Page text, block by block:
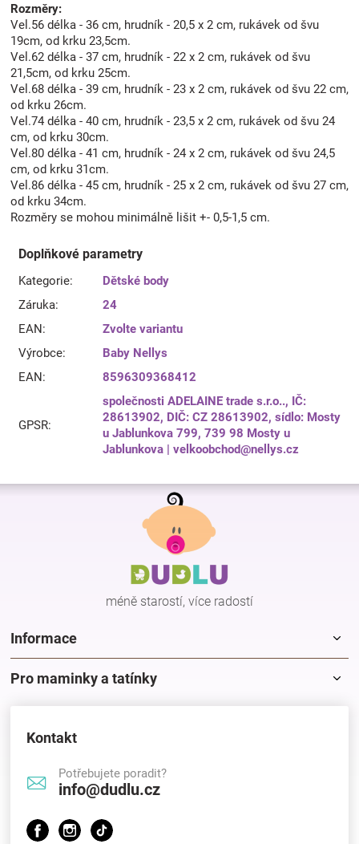
Rozměry:
Vel.56 délka - 36 cm, hrudník - 20,5 x 2 cm, rukávek od švu
19cm, od krku 23,5cm.
Vel.62 délka - 37 cm, hrudník - 22 x 2 cm, rukávek od švu
21,5cm, od krku 25cm.
Vel.68 délka - 39 cm, hrudník - 23 x 2 cm, rukávek od švu 22 cm,
od krku 26cm.
Vel.74 délka - 40 cm, hrudník - 23,5 x 2 cm, rukávek od švu 24
cm, od krku 30cm.
Vel.80 délka - 41 cm, hrudník - 24 x 2 cm, rukávek od švu 24,5
cm, od krku 31cm.
Vel.86 délka - 45 cm, hrudník - 25 x 2 cm, rukávek od švu 27 cm,
od krku 34cm.
Rozměry se mohou minimálně lišit +- 0,5-1,5 cm.
Doplňkové parametry
Kategorie:
Dětské body
Záruka:
24
EAN:
Zvolte variantu
Výrobce:
Baby Nellys
EAN: 8596309368412
GPSR:
společnosti ADELAINE trade s.r.o.., IČ:
28613902, DIČ: CZ 28613902, sídlo: Mosty
u Jablunkova 799, 739 98 Mosty u
Jablunkova | velkoobchod@nellys.cz
Z
méně starostí, více radostí
Informace
Pro maminky a tatínky
Kontakt
Potřebujete poradit?
info@dudlu.cz